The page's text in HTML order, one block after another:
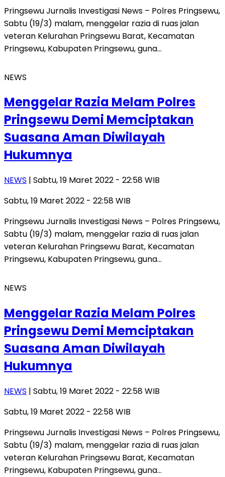
Pringsewu Jurnalis Investigasi News – Polres Pringsewu,
Sabtu (19/3) malam, menggelar razia di ruas jalan
veteran Kelurahan Pringsewu Barat, Kecamatan
Pringsewu, Kabupaten Pringsewu, guna…
NEWS
Menggelar Razia Melam Polres
Pringsewu Demi Memciptakan
Suasana Aman Diwilayah
Hukumnya
NEWS | Sabtu, 19 Maret 2022 - 22:58 WIB
Sabtu, 19 Maret 2022 - 22:58 WIB
Pringsewu Jurnalis Investigasi News – Polres Pringsewu,
Sabtu (19/3) malam, menggelar razia di ruas jalan
veteran Kelurahan Pringsewu Barat, Kecamatan
Pringsewu, Kabupaten Pringsewu, guna…
NEWS
Menggelar Razia Melam Polres
Pringsewu Demi Memciptakan
Suasana Aman Diwilayah
Hukumnya
NEWS | Sabtu, 19 Maret 2022 - 22:58 WIB
Sabtu, 19 Maret 2022 - 22:58 WIB
Pringsewu Jurnalis Investigasi News – Polres Pringsewu,
Sabtu (19/3) malam, menggelar razia di ruas jalan
veteran Kelurahan Pringsewu Barat, Kecamatan
Pringsewu, Kabupaten Pringsewu, guna…